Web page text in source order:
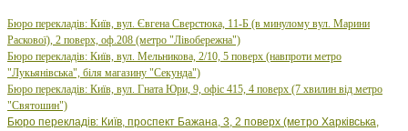
Бюро перекладів: Київ, вул. Євгена Сверстюка, 11-Б (в минулому вул. Марини
Раскової), 2 поверх, оф.208 (метро "Лівобережна")
Бюро перекладів: Київ, вул. Мельникова, 2/10, 5 поверх (навпроти метро
"Лукьянівська", біля магазину "Секунда")
Бюро перекладів: Київ, вул. Гната Юри, 9, офіс 415, 4 поверх (7 хвилин від метро
"Святошин")
Бюро перекладів: Київ, проспект Бажана, 3, 2 поверх (метро Харківська,